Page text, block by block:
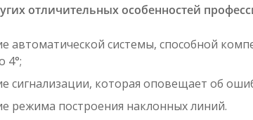
отличительных особенностей
автоматической системы, способной
4°;
сигнализации, которая оповещает об
режима построения наклонных линий.